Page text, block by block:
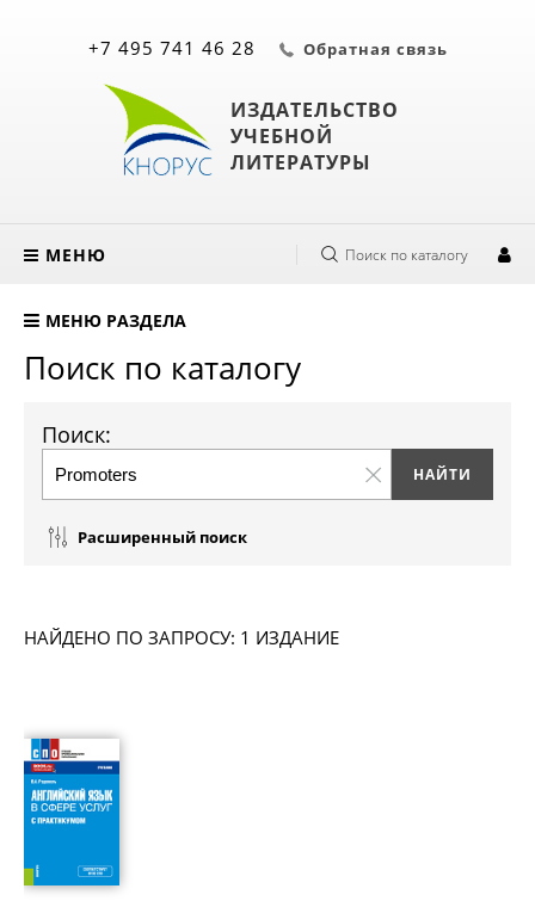
ИЗДАТЕЛЬСТВО
УЧЕБНОЙ
ЛИТЕРАТУРЫ
+7 495 741 46 28 Обратная связь
МЕНЮ Поиск по каталогу
МЕНЮ РАЗДЕЛА
Поиск по каталогу
Поиск:
Расширенный поиск
НАЙДЕНО ПО ЗАПРОСУ: 1 ИЗДАНИЕ